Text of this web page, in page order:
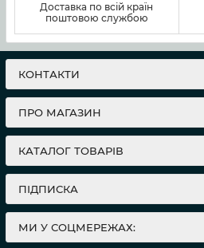
Доставка по всій країн
поштовою службою
КОНТАКТИ
ПРО МАГАЗИН
КАТАЛОГ ТОВАРІВ
ПІДПИСКА
МИ У СОЦМЕРЕЖАХ: